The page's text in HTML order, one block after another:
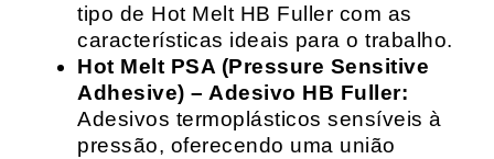
tipo de Hot Melt HB Fuller com as
características ideais para o trabalho.
Hot Melt PSA (Pressure Sensitive
Adhesive) – Adesivo HB Fuller:
Adesivos termoplásticos sensíveis à
pressão, oferecendo uma união